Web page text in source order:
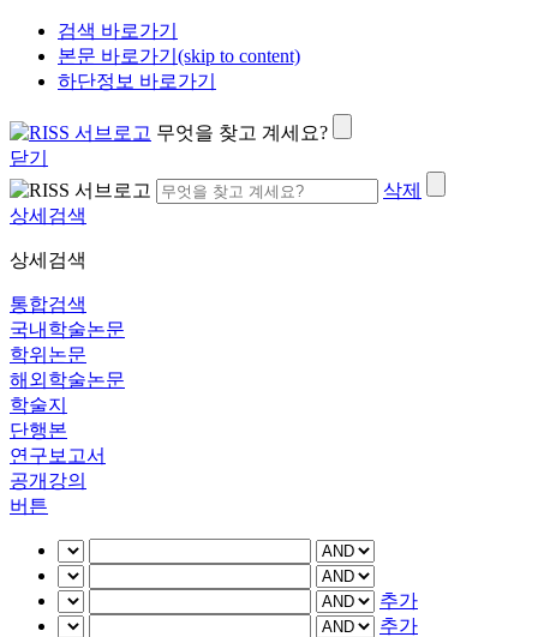
검색 바로가기
본문 바로가기(skip to content)
하단정보 바로가기
무엇을 찾고 계세요?
닫기
삭제
상세검색
상세검색
통합검색
국내학술논문
학위논문
해외학술논문
학술지
단행본
연구보고서
공개강의
버튼
추가
추가